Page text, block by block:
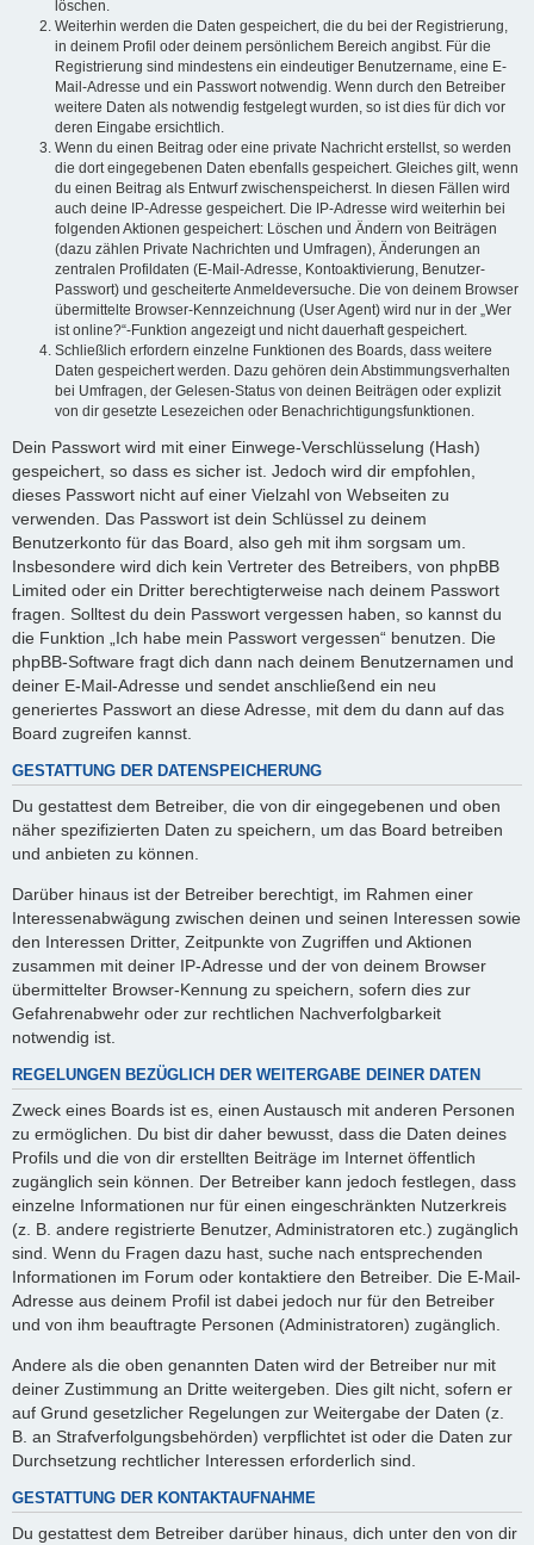
löschen.
Weiterhin werden die Daten gespeichert, die du bei der Registrierung,
in deinem Profil oder deinem persönlichem Bereich angibst. Für die
Registrierung sind mindestens ein eindeutiger Benutzername, eine E-
Mail-Adresse und ein Passwort notwendig. Wenn durch den Betreiber
weitere Daten als notwendig festgelegt wurden, so ist dies für dich vor
deren Eingabe ersichtlich.
Wenn du einen Beitrag oder eine private Nachricht erstellst, so werden
die dort eingegebenen Daten ebenfalls gespeichert. Gleiches gilt, wenn
du einen Beitrag als Entwurf zwischenspeicherst. In diesen Fällen wird
auch deine IP-Adresse gespeichert. Die IP-Adresse wird weiterhin bei
folgenden Aktionen gespeichert: Löschen und Ändern von Beiträgen
(dazu zählen Private Nachrichten und Umfragen), Änderungen an
zentralen Profildaten (E-Mail-Adresse, Kontoaktivierung, Benutzer-
Passwort) und gescheiterte Anmeldeversuche. Die von deinem Browser
übermittelte Browser-Kennzeichnung (User Agent) wird nur in der „Wer
ist online?“-Funktion angezeigt und nicht dauerhaft gespeichert.
Schließlich erfordern einzelne Funktionen des Boards, dass weitere
Daten gespeichert werden. Dazu gehören dein Abstimmungsverhalten
bei Umfragen, der Gelesen-Status von deinen Beiträgen oder explizit
von dir gesetzte Lesezeichen oder Benachrichtigungsfunktionen.
Dein Passwort wird mit einer Einwege-Verschlüsselung (Hash)
gespeichert, so dass es sicher ist. Jedoch wird dir empfohlen,
dieses Passwort nicht auf einer Vielzahl von Webseiten zu
verwenden. Das Passwort ist dein Schlüssel zu deinem
Benutzerkonto für das Board, also geh mit ihm sorgsam um.
Insbesondere wird dich kein Vertreter des Betreibers, von phpBB
Limited oder ein Dritter berechtigterweise nach deinem Passwort
fragen. Solltest du dein Passwort vergessen haben, so kannst du
die Funktion „Ich habe mein Passwort vergessen“ benutzen. Die
phpBB-Software fragt dich dann nach deinem Benutzernamen und
deiner E-Mail-Adresse und sendet anschließend ein neu
generiertes Passwort an diese Adresse, mit dem du dann auf das
Board zugreifen kannst.
GESTATTUNG DER DATENSPEICHERUNG
Du gestattest dem Betreiber, die von dir eingegebenen und oben
näher spezifizierten Daten zu speichern, um das Board betreiben
und anbieten zu können.
Darüber hinaus ist der Betreiber berechtigt, im Rahmen einer
Interessenabwägung zwischen deinen und seinen Interessen sowie
den Interessen Dritter, Zeitpunkte von Zugriffen und Aktionen
zusammen mit deiner IP-Adresse und der von deinem Browser
übermittelter Browser-Kennung zu speichern, sofern dies zur
Gefahrenabwehr oder zur rechtlichen Nachverfolgbarkeit
notwendig ist.
REGELUNGEN BEZÜGLICH DER WEITERGABE DEINER DATEN
Zweck eines Boards ist es, einen Austausch mit anderen Personen
zu ermöglichen. Du bist dir daher bewusst, dass die Daten deines
Profils und die von dir erstellten Beiträge im Internet öffentlich
zugänglich sein können. Der Betreiber kann jedoch festlegen, dass
einzelne Informationen nur für einen eingeschränkten Nutzerkreis
(z. B. andere registrierte Benutzer, Administratoren etc.) zugänglich
sind. Wenn du Fragen dazu hast, suche nach entsprechenden
Informationen im Forum oder kontaktiere den Betreiber. Die E-Mail-
Adresse aus deinem Profil ist dabei jedoch nur für den Betreiber
und von ihm beauftragte Personen (Administratoren) zugänglich.
Andere als die oben genannten Daten wird der Betreiber nur mit
deiner Zustimmung an Dritte weitergeben. Dies gilt nicht, sofern er
auf Grund gesetzlicher Regelungen zur Weitergabe der Daten (z.
B. an Strafverfolgungsbehörden) verpflichtet ist oder die Daten zur
Durchsetzung rechtlicher Interessen erforderlich sind.
GESTATTUNG DER KONTAKTAUFNAHME
Du gestattest dem Betreiber darüber hinaus, dich unter den von dir